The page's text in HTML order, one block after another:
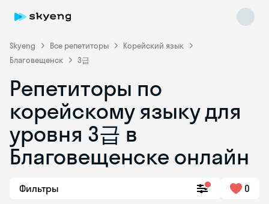
Skyeng Все репетиторы
Корейский язык
Благовещенск
3급
Репетиторы по
корейскому языку для
уровня 3급 в
Благовещенске онлайн
Фильтры 0
Skyeng Chat
online